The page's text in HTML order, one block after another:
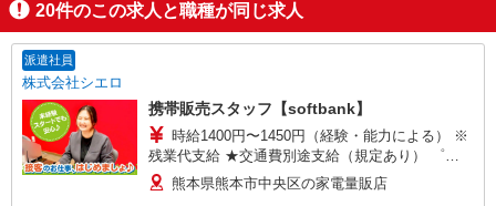
20件のこの求人と職種が同じ求人
派遣社員
株式会社シエロ
携帯販売スタッフ【softbank】
時給1400円〜1450円（経験・能力による） ※
残業代支給 ★交通費別途支給（規定あり） ゜
+゜・。○。・゜+゜・。○。・゜+゜ 入社祝い金10
万円支給(規定有) お友達を紹介頂くと, インセンテ
熊本県熊本市中央区の家電量販店